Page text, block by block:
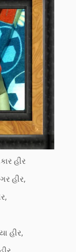
હીર
હીર,
હીર,